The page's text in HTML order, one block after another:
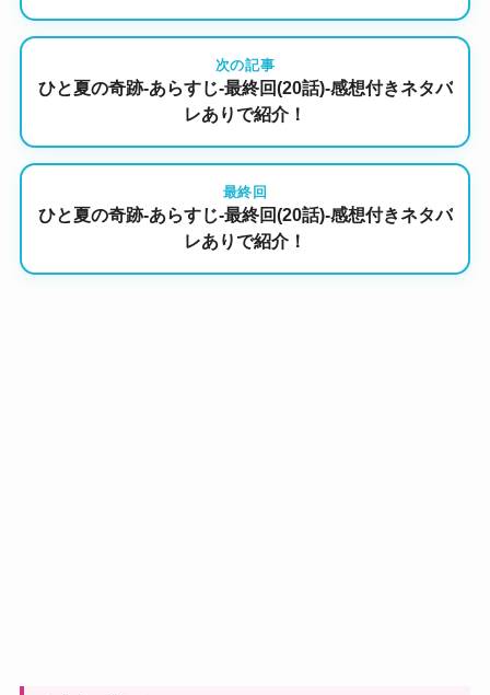
次の記事
ひと夏の奇跡-あらすじ-最終回(20話)-感想付きネタバ
レありで紹介！
最終回
ひと夏の奇跡-あらすじ-最終回(20話)-感想付きネタバ
レありで紹介！